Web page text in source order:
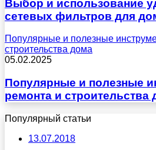
Выбор и использование
сетевых фильтров для
Популярные и полезные
строительства дома
05.02.2025
Популярные и полезные
ремонта и строительства
Популярный статьи
13.07.2018